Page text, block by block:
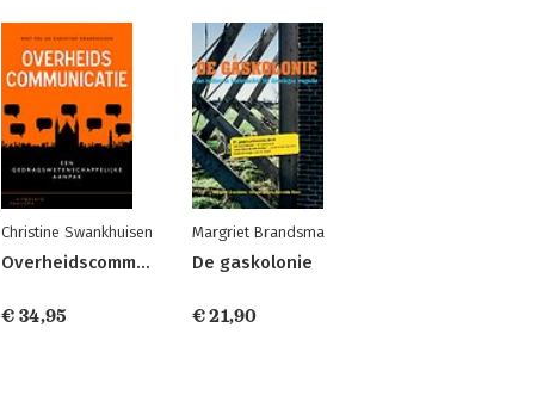
Christine Swankhuisen
Overheidscommunicatie
€ 34,95
Margriet Brandsma
De gaskolonie
€ 21,90